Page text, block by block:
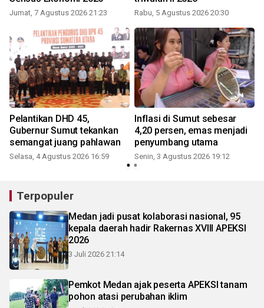
Jumat, 7 Agustus 2026 21:23 Rabu, 5 Agustus 2026 20:30
Pelantikan DHD 45,
Gubernur Sumut tekankan
semangat juang pahlawan
Selasa, 4 Agustus 2026 16:59
Inflasi di Sumut sebesar
4,20 persen, emas menjadi
penyumbang utama
Senin, 3 Agustus 2026 19:12
Terpopuler
Medan jadi pusat kolaborasi nasional, 95
kepala daerah hadir Rakernas XVIII APEKSI
2026
3 Juli 2026 21:14
Pemkot Medan ajak peserta APEKSI tanam
pohon atasi perubahan iklim